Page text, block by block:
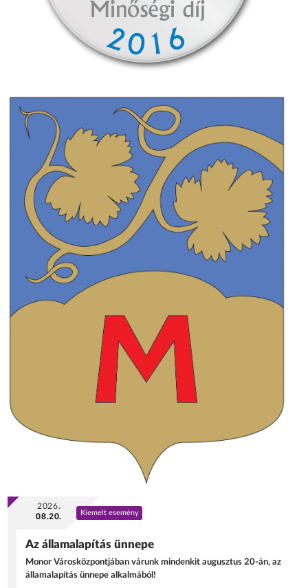
2026.
08.20.
Kiemelt esemény
Az államalapítás ünnepe
Monor Városközpontjában várunk mindenkit augusztus 20-án, az
államalapítás ünnepe alkalmából!